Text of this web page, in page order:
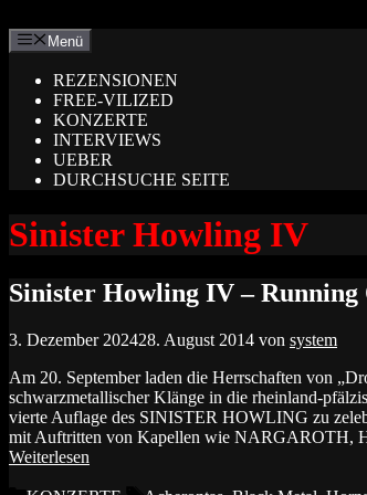
Inhalt
springen
Menü
REZENSIONEN
FREE-VILIZED
KONZERTE
INTERVIEWS
UEBER
DURCHSUCHE SEITE
Sinister Howling IV
Sinister Howling IV –
3. Dezember 202428. August 2014 von system
Am 20. September laden die Herrschaften von
schwarzmetallischer Klänge in die rheinland-
vierte Auflage des SINISTER HOWLING zu
mit Auftritten von Kapellen wie NARGAROTH,
Weiterlesen